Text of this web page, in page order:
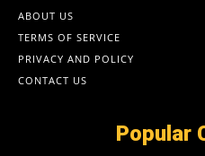
ABOUT US
TERMS OF SERVICE
PRIVACY AND POLICY
CONTACT US
Popular